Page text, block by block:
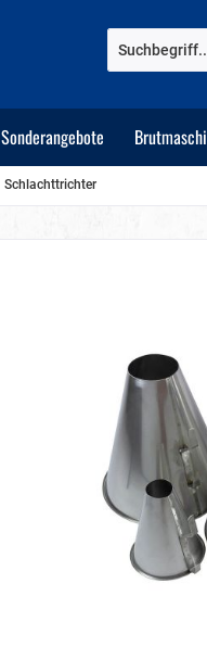
Sonderangebote
Schlachttrichter